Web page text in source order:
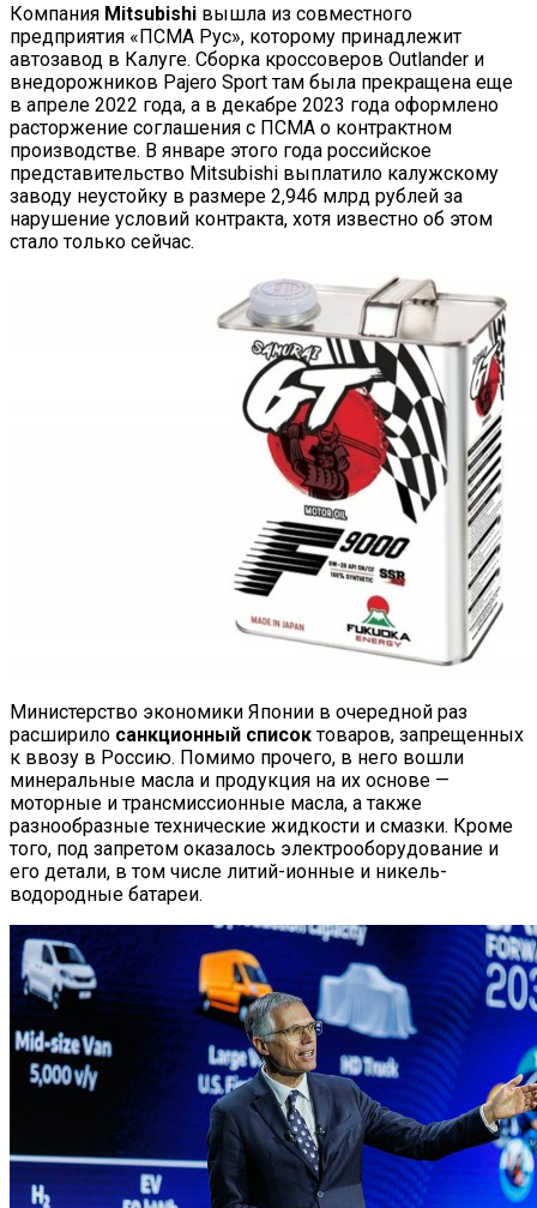
Компания Mitsubishi вышла из совместного
предприятия «ПСМА Рус», которому принадлежит
автозавод в Калуге. Сборка кроссоверов Outlander и
внедорожников Pajero Sport там была прекращена еще
в апреле 2022 года, а в декабре 2023 года оформлено
расторжение соглашения с ПСМА о контрактном
производстве. В январе этого года российское
представительство Mitsubishi выплатило калужскому
заводу неустойку в размере 2,946 млрд рублей за
нарушение условий контракта, хотя известно об этом
стало только сейчас.
Министерство экономики Японии в очередной раз
расширило санкционный списоктоваров, запрещенных
к ввозу в Россию. Помимо прочего, в него вошли
минеральные масла и продукция на их основе —
моторные и трансмиссионные масла, а также
разнообразные технические жидкости и смазки. Кроме
того, под запретом оказалось электрооборудование и
его детали, в том числе литий-ионные и никель-
водородные батареи.